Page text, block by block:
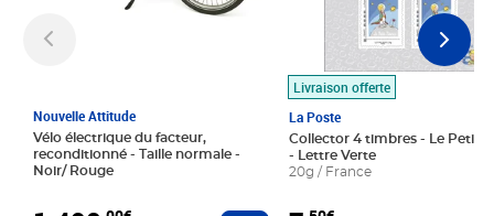
Nouvelle Attitude
Vélo électrique du facteur,
reconditionné - Taille normale -
Noir/ Rouge
Livraison offerte
La Poste
Collector 4 timbres - Le Petit
- Lettre Verte
20g / France